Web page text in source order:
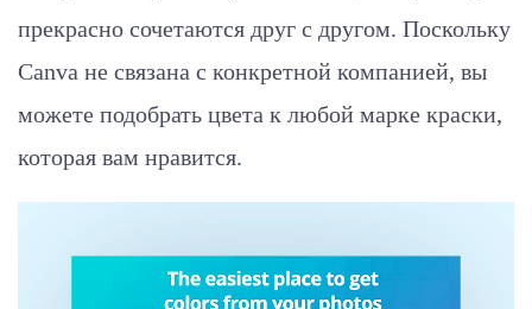
прекрасно сочетаются друг с другом. Поскольку
Canva не связана с конкретной компанией, вы
можете подобрать цвета к любой марке краски,
которая вам нравится.